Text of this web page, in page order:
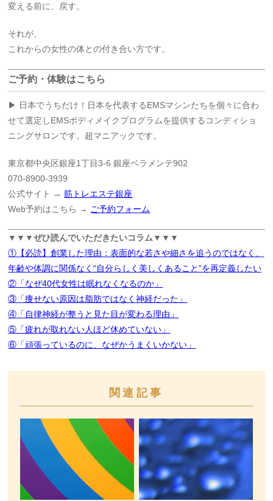
変える前に、戻す。
それが、
これからの女性の体との付き合い方です。
ご予約・体験はこちら
▶ 日本でうちだけ！日本を代表するEMSマシンたちを個々に合わ
せて選定しEMSボディメイクプログラムを提供するコンディショ
ニングサロンです。超マニアックです。
東京都中央区銀座1丁目3-6 銀座ベラメンテ902
070-8900-3939
公式サイト →筋トレエステ銀座
Web予約はこちら → ご予約フォーム
▼▼▼ぜひ読んでいただきたいコラム▼▼▼
①【必読】創業した理由：表面的な若さや細さを追うのではなく、
年齢や体調に関係なく“自分らしく美しくあること”を再定義したい
②「なぜ40代女性は眠れなくなるのか」
③「痩せない原因は脂肪ではなく神経だった」
④「自律神経が整うと見た目が変わる理由」
⑤「疲れが取れない人ほど休めていない」
⑥「頑張っているのに、なぜかうまくいかない」
関連記事